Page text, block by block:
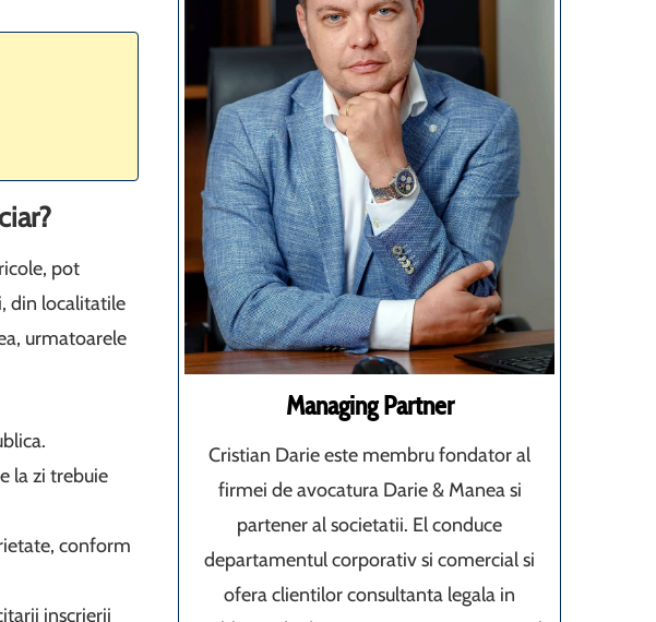
pot
din localitatile
urmatoarele
la zi trebuie
conform
inscrierii
Managing Partner
Cristian Darie este membru fondator al
firmei de avocatura Darie & Manea si
partener al societatii. El conduce
departamentul corporativ si comercial si
ofera clientilor consultanta legala in